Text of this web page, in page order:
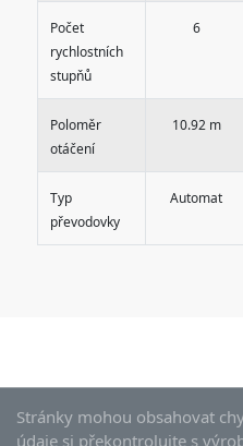
Počet
rychlostních
stupňů
6
Poloměr
otáčení
10.92 m
Typ
převodovky
Automat
Stránky mohou obsahovat
údaje si překontrolujte s